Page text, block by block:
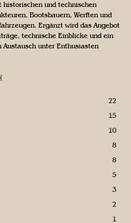
und technischen
Bootsbauern, Werften und
Ergänzt wird das Angebot
technische Einblicke und ein
Austausch unter Enthusiasten
22
15
10
8
8
5
3
2
1